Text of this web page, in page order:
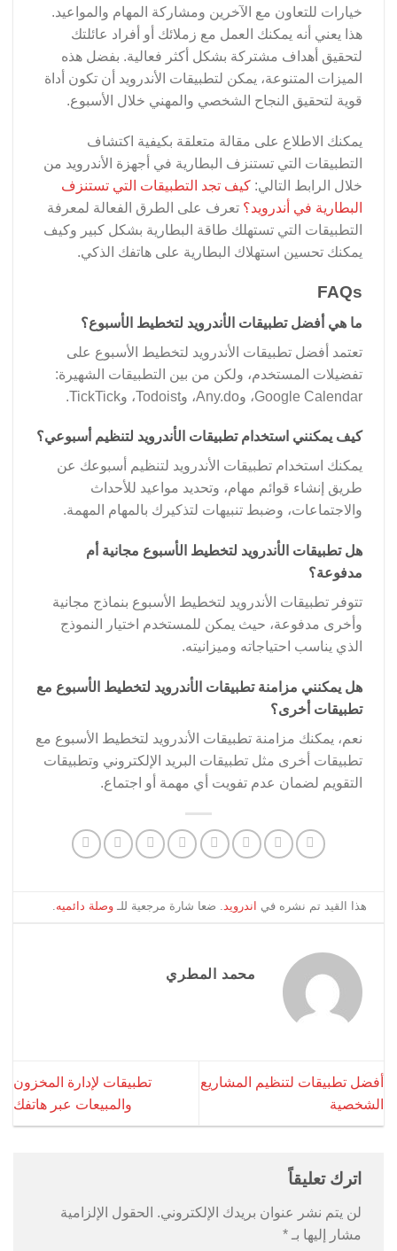
خيارات للتعاون مع الآخرين ومشاركة المهام والمواعيد.
هذا يعني أنه يمكنك العمل مع زملائك أو أفراد عائلتك
لتحقيق أهداف مشتركة بشكل أكثر فعالية. بفضل هذه
الميزات المتنوعة، يمكن لتطبيقات الأندرويد أن تكون أداة
قوية لتحقيق النجاح الشخصي والمهني خلال الأسبوع.
يمكنك الاطلاع على مقالة متعلقة بكيفية اكتشاف
التطبيقات التي تستنزف البطارية في أجهزة الأندرويد من
خلال الرابط التالي: كيف تجد التطبيقات التي تستنزف
البطارية في أندرويد؟ تعرف على الطرق الفعالة لمعرفة
التطبيقات التي تستهلك طاقة البطارية بشكل كبير وكيف
يمكنك تحسين استهلاك البطارية على هاتفك الذكي.
FAQs
ما هي أفضل تطبيقات الأندرويد لتخطيط الأسبوع؟
تعتمد أفضل تطبيقات الأندرويد لتخطيط الأسبوع على
تفضيلات المستخدم، ولكن من بين التطبيقات الشهيرة:
Google Calendar، وAny.do، وTodoist، وTickTick.
كيف يمكنني استخدام تطبيقات الأندرويد لتنظيم أسبوعي؟
يمكنك استخدام تطبيقات الأندرويد لتنظيم أسبوعك عن
طريق إنشاء قوائم مهام، وتحديد مواعيد للأحداث
والاجتماعات، وضبط تنبيهات لتذكيرك بالمهام المهمة.
هل تطبيقات الأندرويد لتخطيط الأسبوع مجانية أم
مدفوعة؟
تتوفر تطبيقات الأندرويد لتخطيط الأسبوع بنماذج مجانية
وأخرى مدفوعة، حيث يمكن للمستخدم اختيار النموذج
الذي يناسب احتياجاته وميزانيته.
هل يمكنني مزامنة تطبيقات الأندرويد لتخطيط الأسبوع مع
تطبيقات أخرى؟
نعم، يمكنك مزامنة تطبيقات الأندرويد لتخطيط الأسبوع مع
تطبيقات أخرى مثل تطبيقات البريد الإلكتروني وتطبيقات
التقويم لضمان عدم تفويت أي مهمة أو اجتماع.
هذا القيد تم نشره في اندرويد. ضعا شارة مرجعية للـوصلة دائميه.
محمد المطري
أفضل تطبيقات لتنظيم المشاريع
الشخصية
تطبيقات لإدارة المخزون
والمبيعات عبر هاتفك
اترك تعليقاً
لن يتم نشر عنوان بريدك الإلكتروني. الحقول الإلزامية
مشار إليها بـ *